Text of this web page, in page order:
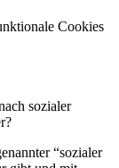
Cookies
sozialer
“sozialer